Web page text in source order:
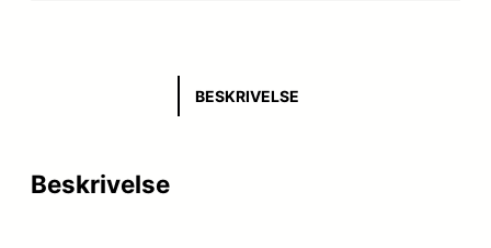
BESKRIVELSE
Beskrivelse